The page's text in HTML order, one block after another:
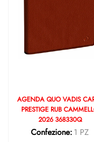
AGENDA QUO VADIS
PRESTIGE RUB
2026 368330Q
Confezione: 1 PZ